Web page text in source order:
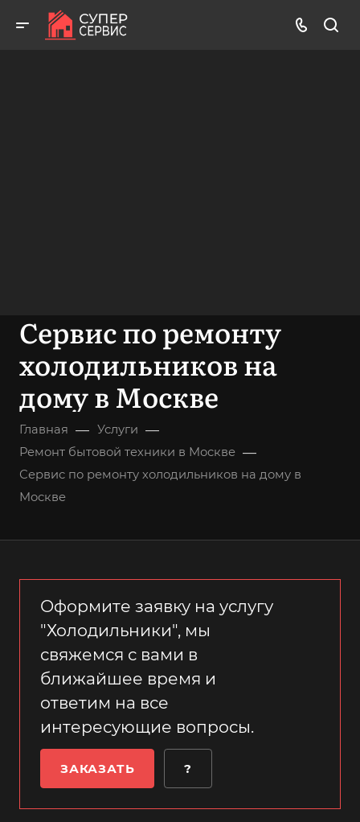
Сервис по ремонту
холодильников на
дому в Москве
Главная — Услуги —
Ремонт бытовой техники в Москве —
Сервис по ремонту холодильников на дому в
Москве
Оформите заявку на услугу
"Холодильники", мы
свяжемся с вами в
ближайшее время и
ответим на все
интересующие вопросы.
ЗАКАЗАТЬ ?